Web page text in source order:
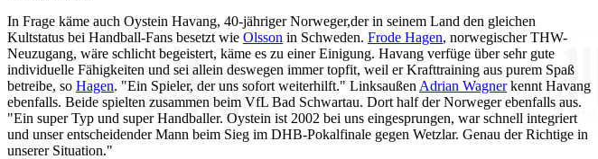
In Frage käme auch Oystein Havang, 40-jähriger Norweger,der in seinem Land den gleichen
Kultstatus bei Handball-Fans besetzt wie Olsson in Schweden. Frode Hagen, norwegischer THW-
Neuzugang, wäre schlicht begeistert, käme es zu einer Einigung. Havang verfüge über sehr gute
individuelle Fähigkeiten und sei allein deswegen immer topfit, weil er Krafttraining aus purem Spaß
betreibe, so Hagen. "Ein Spieler, der uns sofort weiterhilft." Linksaußen Adrian Wagnerkennt Havang
ebenfalls. Beide spielten zusammen beim VfL Bad Schwartau. Dort half der Norweger ebenfalls aus.
"Ein super Typ und super Handballer. Oystein ist 2002 bei uns eingesprungen, war schnell integriert
und unser entscheidender Mann beim Sieg im DHB-Pokalfinale gegen Wetzlar. Genau der Richtige in
unserer Situation."